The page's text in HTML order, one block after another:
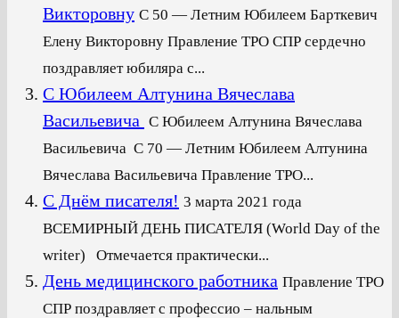
Викторовну C 50 — Летним Юбилеем Барткевич
Елену Викторовну Правление ТРО СПР сердечно
поздравляет юбиляра с...
C Юбилеем Алтунина Вячеслава
Васильевича C Юбилеем Алтунина Вячеслава
Васильевича C 70 — Летним Юбилеем Алтунина
Вячеслава Васильевича Правление ТРО...
C Днём писателя! 3 марта 2021 года
ВСЕМИРНЫЙ ДЕНЬ ПИСАТЕЛЯ (World Day of the
writer) Отмечается практически...
День медицинского работника Правление ТРО
СПР поздравляет с профессио – нальным